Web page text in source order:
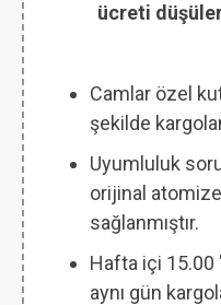
ücreti
Camlar özel
şekilde
Uyumluluk
orijinal
sağlanmıştır.
Hafta içi 15.00
aynı gün